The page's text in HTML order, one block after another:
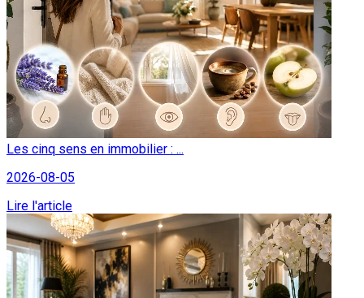
Les cinq sens en immobilier : ...
2026-08-05
Lire l'article